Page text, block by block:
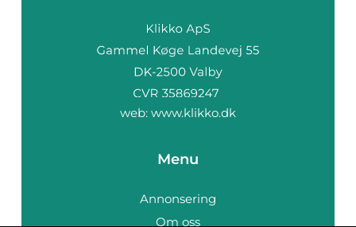
web: www.klikko.dk
Menu
Annonsering
Om oss